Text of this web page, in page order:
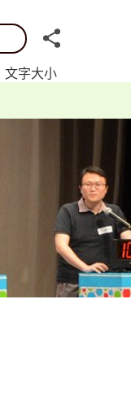
文字大小